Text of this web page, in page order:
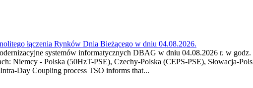
łączenia Rynków Dnia Bieżącego w dniu 04.08.2026.
systemów informatycznych DBAG w dniu 04.08.2026 r. w
Niemcy - Polska (50HzT-PSE), Czechy-Polska (CEPS-PSE), Słowacja-
Day Coupling process TSO informs that...